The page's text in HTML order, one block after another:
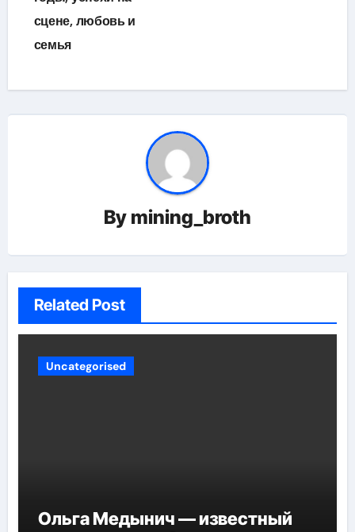
сцене, любовь и
семья
By mining_broth
Related Post
Uncategorised
Ольга Медынич — известный